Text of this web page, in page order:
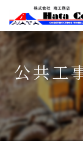
公共工